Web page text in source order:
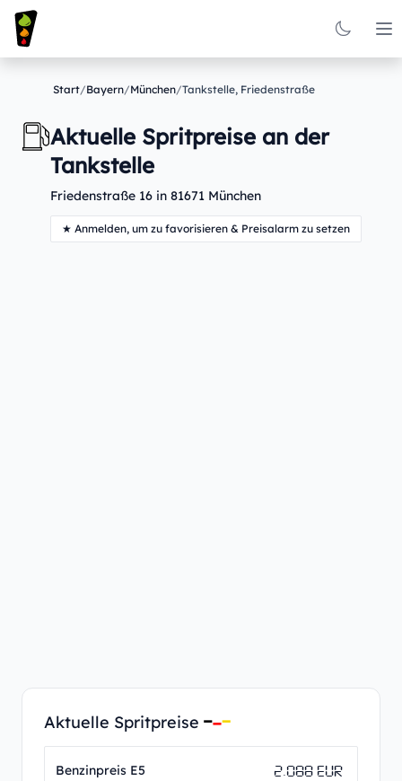
Start/Bayern/München/Tankstelle, Friedenstraße
Aktuelle Spritpreise an der
Tankstelle
Friedenstraße 16 in 81671 München
★ Anmelden, um zu favorisieren & Preisalarm zu setzen
Aktuelle Spritpreise
Benzinpreis E5 2.088 EUR